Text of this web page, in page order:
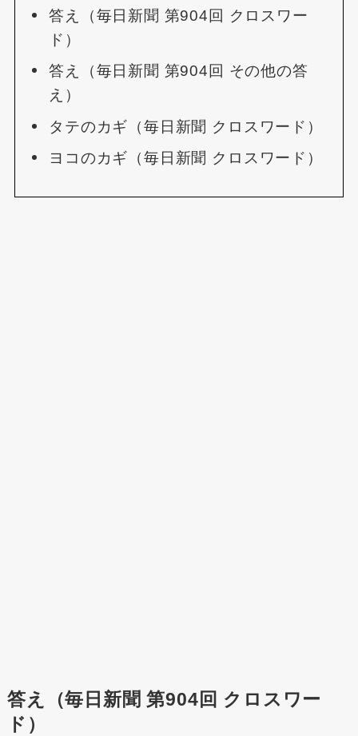
答え（毎日新聞 第904回 クロスワー
ド）
答え（毎日新聞 第904回 その他の答
え）
タテのカギ（毎日新聞 クロスワード）
ヨコのカギ（毎日新聞 クロスワード）
答え（毎日新聞 第904回 クロスワー
ド）